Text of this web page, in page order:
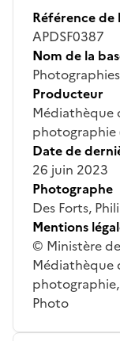
Référence de
APDSF0387
Nom de la
Producteur
Médiathèque
photographie
Date de
26 juin 2023
Photographe
Des Forts,
Mentions
© Ministère
Médiathèque
Photo